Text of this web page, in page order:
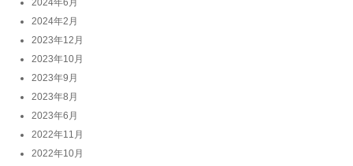
2024年6月
2024年2月
2023年12月
2023年10月
2023年9月
2023年8月
2023年6月
2022年11月
2022年10月